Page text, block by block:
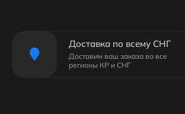
Доставка по всему СНГ
Доставим ваш заказа во все
регионы КР и СНГ